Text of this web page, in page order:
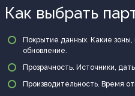
Как выбрать
Покрытие данных. Какие зоны,
обновление.
Прозрачность. Источники,
Производительность. Время